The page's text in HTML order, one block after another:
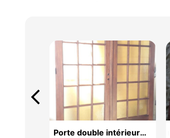
Porte double intérieur
arrow_back_ios